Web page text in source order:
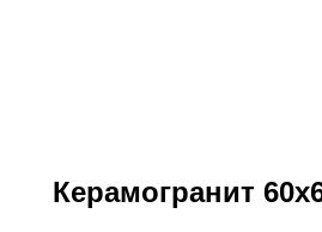
Керамогранит